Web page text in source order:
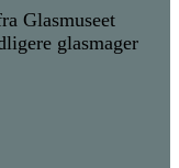
Glasmuseet
glasmager